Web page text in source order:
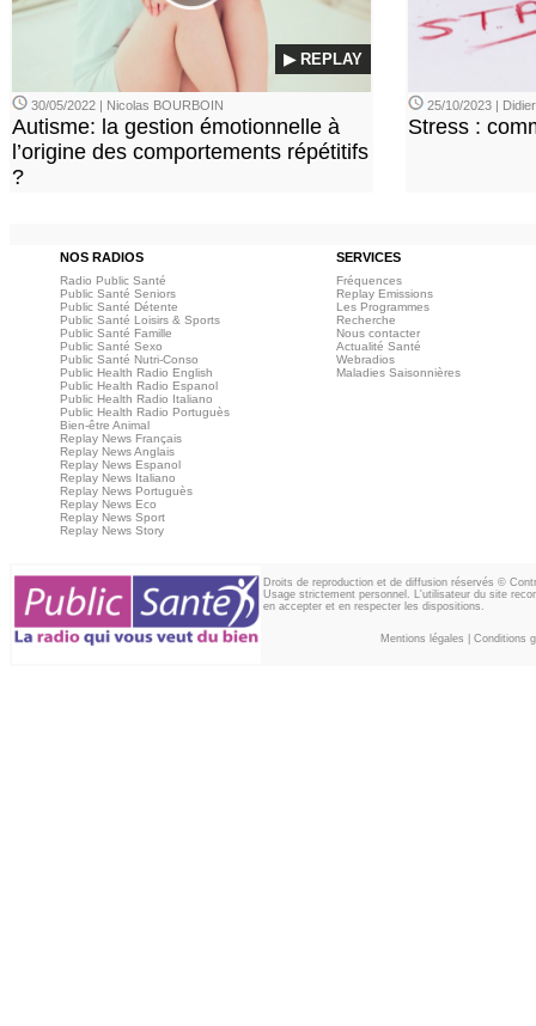
▶ REPLAY
30/05/2022 | Nicolas BOURBOIN
Autisme: la gestion émotionnelle à
l’origine des comportements répétitifs
?
25/10/2023 |
Stress :
NOS RADIOS SERVICES
Radio Public Santé
Public Santé Seniors
Public Santé Détente
Public Santé Loisirs & Sports
Public Santé Famille
Public Santé Sexo
Public Santé Nutri-Conso
Public Health Radio English
Public Health Radio Espanol
Public Health Radio Italiano
Public Health Radio Portuguès
Bien-être Animal
Replay News Français
Replay News Anglais
Replay News Espanol
Replay News Italiano
Replay News Portuguès
Replay News Eco
Replay News Sport
Replay News Story
Fréquences
Replay Emissions
Les Programmes
Recherche
Nous contacter
Actualité Santé
Webradios
Maladies Saisonnières
Droits de reproduction et de diffusion réservés ©
Usage strictement personnel. L'utilisateur du site
en accepter et en respecter les dispositions.
Mentions légales Conditions